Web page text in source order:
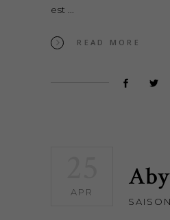
est
READ MORE
APR